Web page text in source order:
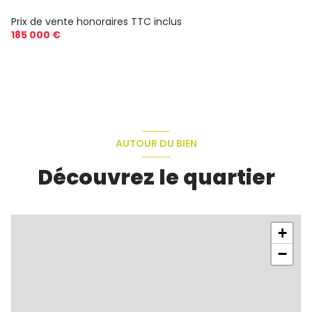
Prix de vente honoraires TTC inclus
185 000 €
AUTOUR DU BIEN
Découvrez le quartier
+
−